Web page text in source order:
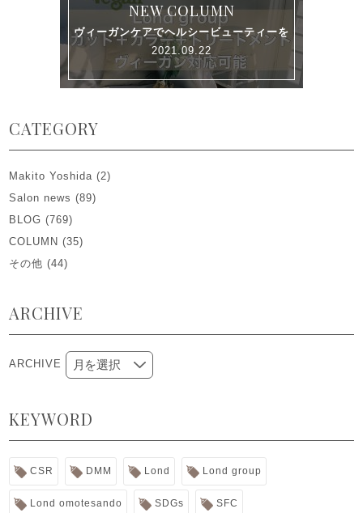
NEW COLUMN
ヴィーガンケアでヘルシービューティーを
2021.09.22
CATEGORY
Makito Yoshida (2)
Salon news (89)
BLOG (769)
COLUMN (35)
その他 (44)
ARCHIVE
ARCHIVE
KEYWORD
CSR DMM Lond Lond group
Lond omotesando SDGs SFC